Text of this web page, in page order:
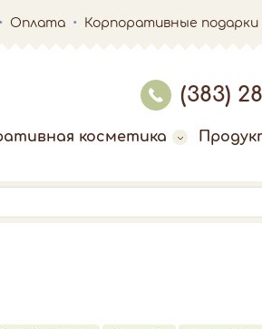
Оплата Корпоративные подарки
(383)
косметика